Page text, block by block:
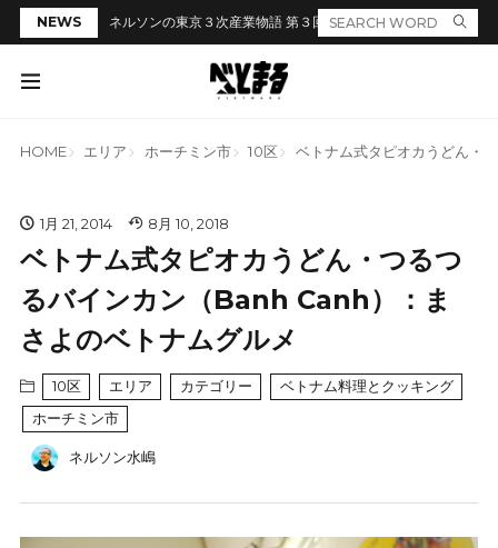
NEWS ネルソンの東京３次産業物語 第３回「居酒屋のカウンターでラ
HOME エリア ホーチミン市 10区 ベトナム式タピオカうどん・
1月 21, 2014 8月 10, 2018
ベトナム式タピオカうどん・つるつ
るバインカン（Banh Canh）：ま
さよのベトナムグルメ
10区 エリア カテゴリー
ベトナム料理とクッキング
ホーチミン市
ネルソン水嶋